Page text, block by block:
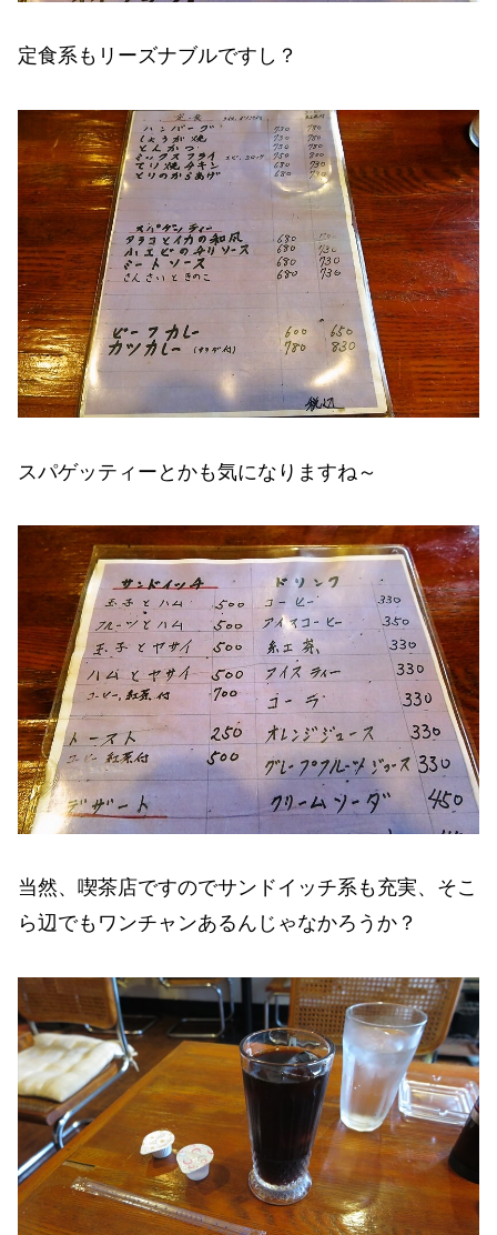
定食系もリーズナブルですし？
スパゲッティーとかも気になりますね～
当然、喫茶店ですのでサンドイッチ系も充実、そこ
ら辺でもワンチャンあるんじゃなかろうか？